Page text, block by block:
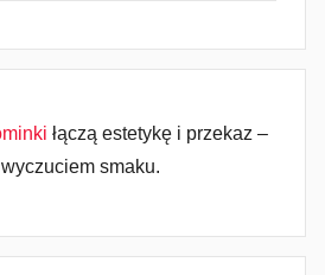
łączą estetykę i przekaz –
smaku.